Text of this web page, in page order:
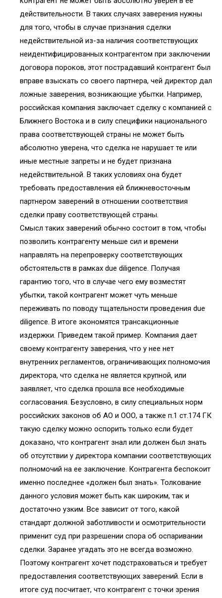
действительности. В таких случаях заверения нужны
для того, чтобы в случае признания сделки
недействительной из-за наличия соответствующих
неидентифицированных контрагентом при заключении
договора пороков, этот пострадавший контрагент был
вправе взыскать со своего партнера, чей директор дал
ложные заверения, возникающие убытки. Например,
российская компания заключает сделку с компанией с
Ближнего Востока и в силу специфики национального
права соответствующей страны не может быть
абсолютно уверена, что сделка не нарушает те или
иные местные запреты и не будет признана
недействительной. В таких условиях она будет
требовать предоставления ей ближневосточным
партнером заверений в отношении соответствия
сделки праву соответствующей страны.
Смысл таких заверений обычно состоит в том, чтобы
позволить контрагенту меньше сил и времени
направлять на перепроверку соответствующих
обстоятельств в рамках due diligence. Получая
гарантию того, что в случае чего ему возместят
убытки, такой контрагент может чуть меньше
переживать по поводу тщательности проведения due
diligence. В итоге экономятся трансакционные
издержки. Приведем такой пример. Компания дает
своему контрагенту заверения, что у нее нет
внутренних регламентов, ограничивающих полномочия
директора, что сделка не является крупной, или
заявляет, что сделка прошла все необходимые
согласования. Безусловно, в силу специальных норм
российских законов об АО и ООО, а также п.1 ст.174 ГК
такую сделку можно оспорить только если будет
доказано, что контрагент знал или должен был знать
об отсутствии у директора компании соответствующих
полномочий на ее заключение. Контрагента беспокоит
именно последнее «должен был знать». Толкование
данного условия может быть как широким, так и
достаточно узким. Все зависит от того, какой
стандарт должной заботливости и осмотрительности
применит суд при разрешении спора об оспаривании
сделки. Заранее угадать это не всегда возможно.
Поэтому контрагент хочет подстраховаться и требует
предоставления соответствующих заверений. Если в
итоге суд посчитает, что контрагент с точки зрения